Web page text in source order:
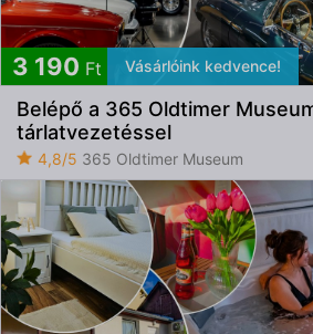
3 190 Ft Vásárlóink kedvence!
Belépő a 365 Oldtimer
tárlatvezetéssel
4,8/5 365 Oldtimer Museum